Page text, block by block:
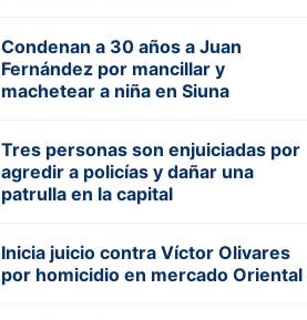
Condenan a 30 años a Juan
Fernández por mancillar y
machetear a niña en Siuna
Tres personas son enjuiciadas por
agredir a policías y dañar una
patrulla en la capital
Inicia juicio contra Víctor Olivares
por homicidio en mercado Oriental